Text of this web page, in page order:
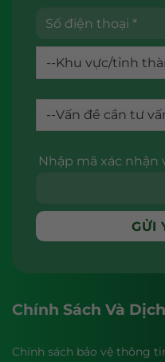
Nhập mã xác nhận
Chính Sách Và
Chính sách bảo vệ thông